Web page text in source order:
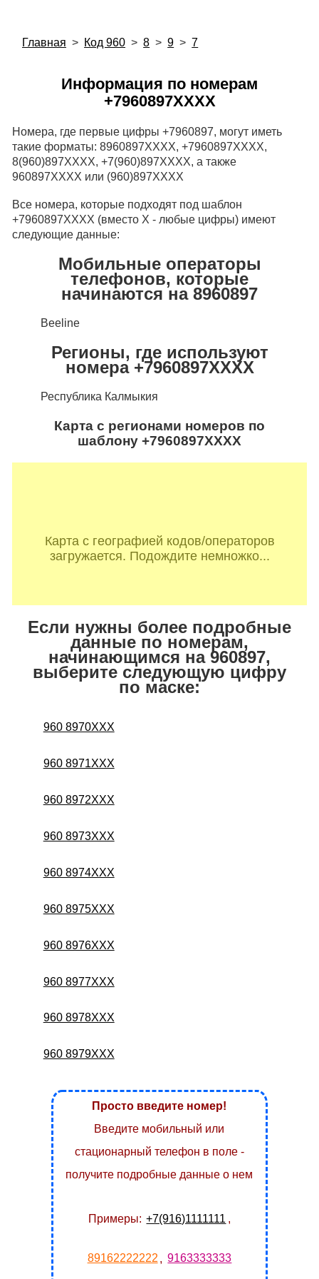
Главная > Код 960 > 8 > 9 > 7
Информация по номерам
+7960897XXXX
Номера, где первые цифры +7960897, могут иметь
такие форматы: 8960897XXXX, +7960897XXXX,
8(960)897XXXX, +7(960)897XXXX, а также
960897XXXX или (960)897XXXX
Все номера, которые подходят под шаблон
+7960897XXXX (вместо X - любые цифры) имеют
следующие данные:
Мобильные операторы
телефонов, которые
начинаются на 8960897
Beeline
Регионы, где используют
номера +7960897XXXX
Республика Калмыкия
Карта с регионами номеров по
шаблону +7960897XXXX
Карта с географией кодов/операторов
загружается. Подождите немножко...
Если нужны более подробные
данные по номерам,
начинающимся на 960897,
выберите следующую цифру
по маске:
960 8970XXX
960 8971XXX
960 8972XXX
960 8973XXX
960 8974XXX
960 8975XXX
960 8976XXX
960 8977XXX
960 8978XXX
960 8979XXX
Просто введите номер!
Введите мобильный или
стационарный телефон в поле -
получите подробные данные о нем
Примеры: +7(916)1111111 ,
89162222222 9163333333